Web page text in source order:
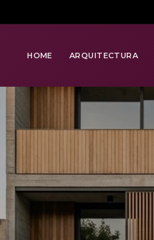
HOME ARQUITECTURA